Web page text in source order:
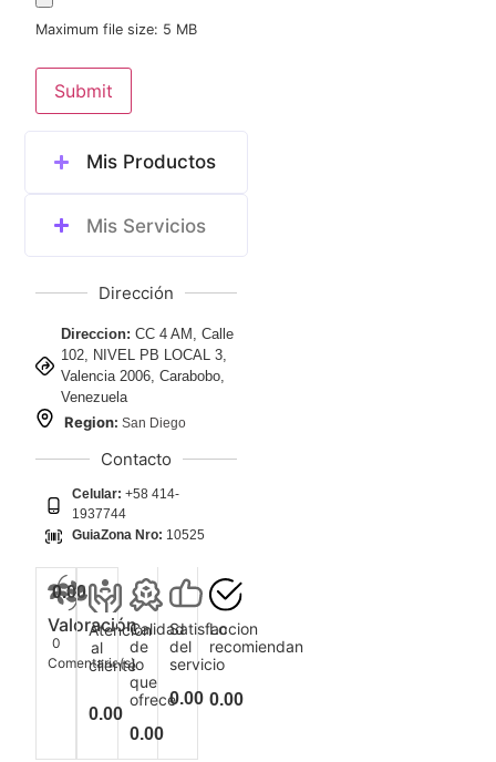
Maximum file size: 5 MB
Submit
Mis Productos
Mis Servicios
Dirección
Direccion:CC 4 AM, Calle
102, NIVEL PB LOCAL 3,
Valencia 2006, Carabobo,
Venezuela
Region:San Diego
Contacto
Celular:+58 414-
1937744
GuiaZona Nro: 10525
0.00
Valoración
0
Comentario(s)
Atencion
al
cliente
0.00
Calidad
de
lo
que
ofrece
0.00
Satisfaccion
del
servicio
0.00
Lo
recomiendan
0.00